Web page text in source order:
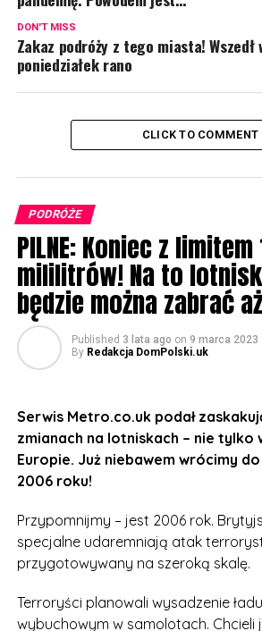
DON'T MISS
Zakaz podróży z tego miasta! Wszedł
poniedziałek rano
CLICK TO COMMENT
PODRÓŻE
PILNE: Koniec z limitem
mililitrów! Na to
będzie można zabrać
Published 3 lata ago on 9 marca 2023
By Redakcja DomPolski.uk
Serwis Metro.co.uk podał
zmianach na lotniskach – nie tylko
Europie. Już niebawem wrócimy
2006 roku!
Przypomnijmy – jest 2006 rok.
specjalne udaremniają atak
przygotowywany na szeroką skalę.
Terroryści planowali wysadzenie
wybuchowym w samolotach. Chcieli